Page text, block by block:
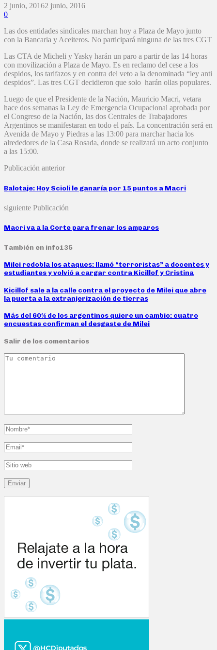
2 junio, 20162 junio, 2016
0
Las dos entidades sindicales marchan hoy a Plaza de Mayo junto
con la Bancaria y Aceiteros. No participará ninguna de las tres CGT
Las CTA de Micheli y Yasky harán un paro a partir de las 14 horas
con movilización a Plaza de Mayo. Es en reclamo del cese a los
despidos, los tarifazos y en contra del veto a la denominada “ley anti
despidos”. Las tres CGT decidieron que solo harán ollas populares.
Luego de que el Presidente de la Nación, Mauricio Macri, vetara
hace dos semanas la Ley de Emergencia Ocupacional aprobada por
el Congreso de la Nación, las dos Centrales de Trabajadores
Argentinos se manifestaran en todo el país. La concentración será en
Avenida de Mayo y Piedras a las 13:00 para marchar hacia los
alrededores de la Casa Rosada, donde se realizará un acto conjunto
a las 15:00.
Publicación anterior
Balotaje: Hoy Scioli le ganaría por 15 puntos a Macri
siguiente Publicación
Macri va a la Corte para frenar los amparos
También en info135
Milei redobla los ataques: llamó “terroristas” a docentes y
estudiantes y volvió a cargar contra Kicillof y Cristina
Kicillof sale a la calle contra el proyecto de Milei que abre
la puerta a la extranjerización de tierras
Más del 60% de los argentinos quiere un cambio: cuatro
encuestas confirman el desgaste de Milei
Salir de los comentarios